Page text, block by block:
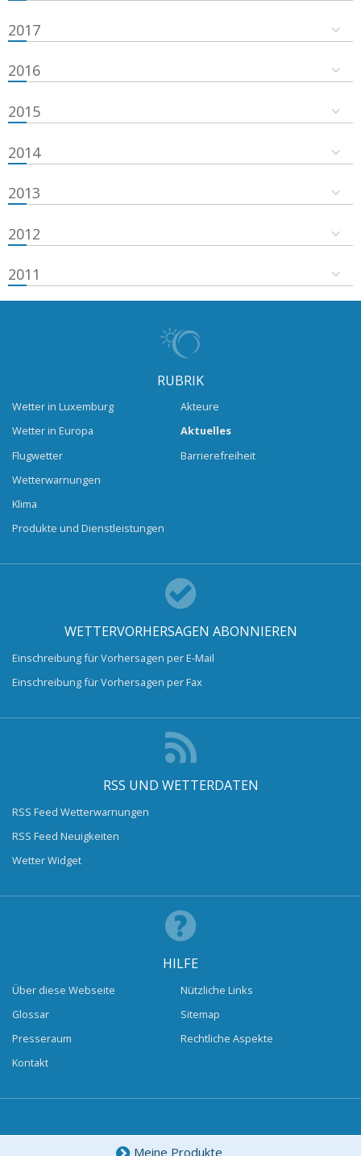
2017
2016
2015
2014
2013
2012
2011
RUBRIK
Wetter in Luxemburg
Wetter in Europa
Flugwetter
Wetterwarnungen
Klima
Produkte und Dienstleistungen
Akteure
Aktuelles
Barrierefreiheit
WETTERVORHERSAGEN ABONNIEREN
Einschreibung für Vorhersagen per E-Mail
Einschreibung für Vorhersagen per Fax
RSS UND WETTERDATEN
RSS Feed Wetterwarnungen
RSS Feed Neuigkeiten
Wetter Widget
HILFE
Über diese Webseite
Glossar
Presseraum
Kontakt
Nützliche Links
Sitemap
Rechtliche Aspekte
Meine Produkte